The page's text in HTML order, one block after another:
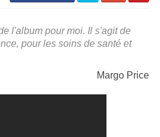
l'album pour moi. Il s'agit de
pour les soins de santé et
Margo Price